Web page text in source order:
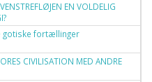
EN VOLDELIG
gotiske fortællinger
CIVILISATION MED ANDRE